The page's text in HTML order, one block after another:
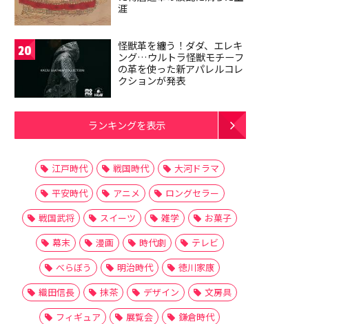
涯
20
怪獣革を纏う！ダダ、エレキ
ング…ウルトラ怪獣モチーフ
の革を使った新アパレルコレ
クションが発表
ランキングを表示
江戸時代 戦国時代
大河ドラマ
平安時代
アニメ
ロングセラー
戦国武将
スイーツ 雑学
お菓子
幕末
漫画 時代劇
テレビ
べらぼう
明治時代
徳川家康
織田信長
抹茶 デザイン
文房具
フィギュア
展覧会
鎌倉時代